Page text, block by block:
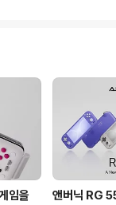
체 제작한 레버를 사용합
가 4각 레버를 처음 사용해
있겠..
임을
앤버닉 RG